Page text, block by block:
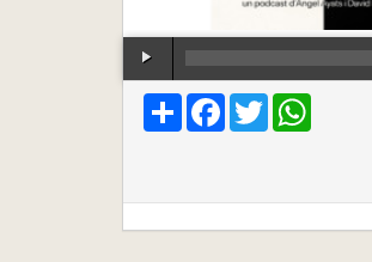
CompartirFacebook
Twitter